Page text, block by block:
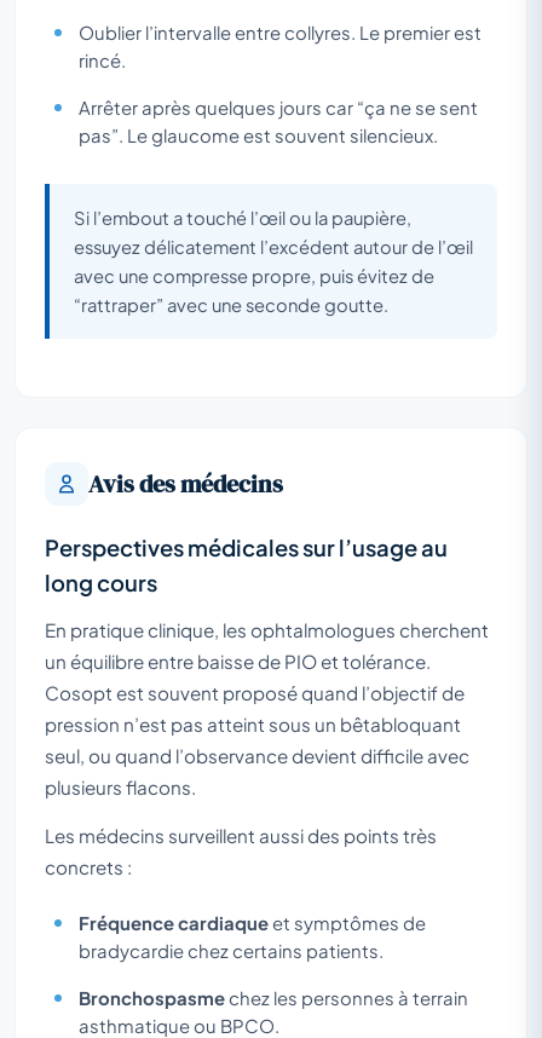
Oublier l’intervalle entre collyres. Le premier est
rincé.
Arrêter après quelques jours car “ça ne se sent
pas”. Le glaucome est souvent silencieux.
Si l’embout a touché l’œil ou la paupière,
essuyez délicatement l’excédent autour de l’œil
avec une compresse propre, puis évitez de
“rattraper” avec une seconde goutte.
Avis des médecins
Perspectives médicales sur l’usage au
long cours
En pratique clinique, les ophtalmologues cherchent
un équilibre entre baisse de PIO et tolérance.
Cosopt est souvent proposé quand l’objectif de
pression n’est pas atteint sous un bêtabloquant
seul, ou quand l’observance devient difficile avec
plusieurs flacons.
Les médecins surveillent aussi des points très
concrets :
Fréquence cardiaqueet symptômes de
bradycardie chez certains patients.
Bronchospasmechez les personnes à terrain
asthmatique ou BPCO.